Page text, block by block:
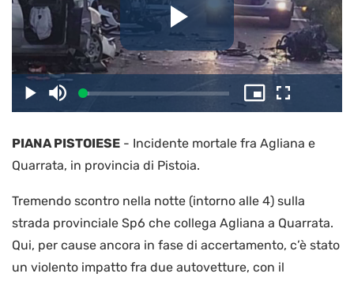
il
video
PlayDisattiva
l’audio
Caricato:
4.38%
Picture-
in-
Schermo
intero
PIANA PISTOIESE - Incidente mortale fra Agliana e
Quarrata, in provincia di Pistoia.
Tremendo scontro nella notte (intorno alle 4) sulla
strada provinciale Sp6 che collega Agliana a Quarrata.
Qui, per cause ancora in fase di accertamento, c’è stato
un violento impatto fra due autovetture, con il